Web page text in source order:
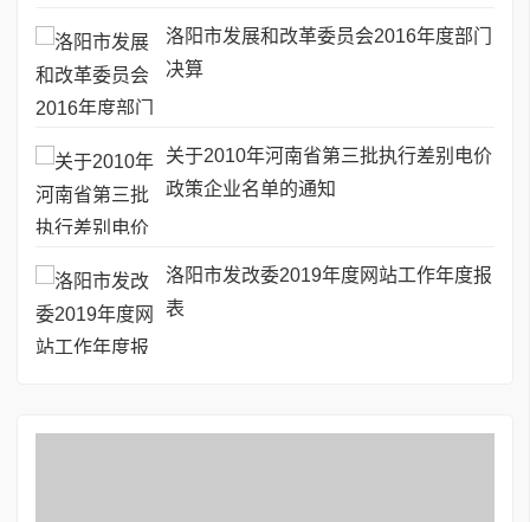
洛阳市发展和改革委员会2016年度部门
决算
关于2010年河南省第三批执行差别电价
政策企业名单的通知
洛阳市发改委2019年度网站工作年度报
表